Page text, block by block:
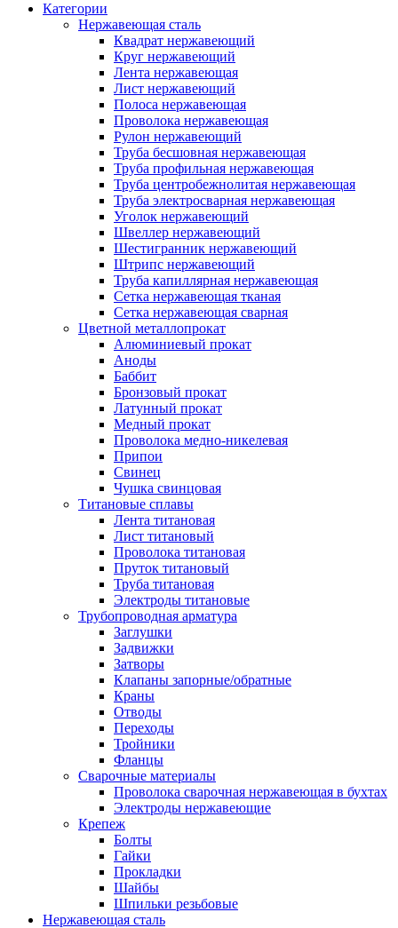
Категории
Нержавеющая сталь
Квадрат нержавеющий
Круг нержавеющий
Лента нержавеющая
Лист нержавеющий
Полоса нержавеющая
Проволока нержавеющая
Рулон нержавеющий
Труба бесшовная нержавеющая
Труба профильная нержавеющая
Труба центробежнолитая нержавеющая
Труба электросварная нержавеющая
Уголок нержавеющий
Швеллер нержавеющий
Шестигранник нержавеющий
Штрипс нержавеющий
Труба капиллярная нержавеющая
Сетка нержавеющая тканая
Сетка нержавеющая сварная
Цветной металлопрокат
Алюминиевый прокат
Аноды
Баббит
Бронзовый прокат
Латунный прокат
Медный прокат
Проволока медно-никелевая
Припои
Свинец
Чушка свинцовая
Титановые сплавы
Лента титановая
Лист титановый
Проволока титановая
Пруток титановый
Труба титановая
Электроды титановые
Трубопроводная арматура
Заглушки
Задвижки
Затворы
Клапаны запорные/обратные
Краны
Отводы
Переходы
Тройники
Фланцы
Сварочные материалы
Проволока сварочная нержавеющая в бухтах
Электроды нержавеющие
Крепеж
Болты
Гайки
Прокладки
Шайбы
Шпильки резьбовые
Нержавеющая сталь